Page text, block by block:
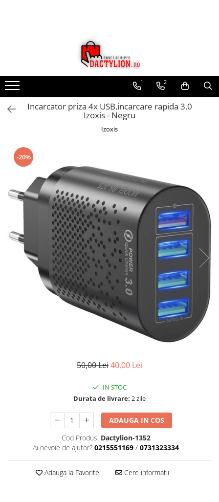
1 2
Incarcator priza 4x USB,incarcare rapida 3.0
Izoxis - Negru
Izoxis
-20%
50,00 Lei40,00 Lei
IN STOC
Durata de livrare: 2 zile
ADAUGA IN COS
Cod Produs: Dactylion-1352
Ai nevoie de ajutor? 0215551169 / 0731323334
Adauga la Favorite Cere informatii